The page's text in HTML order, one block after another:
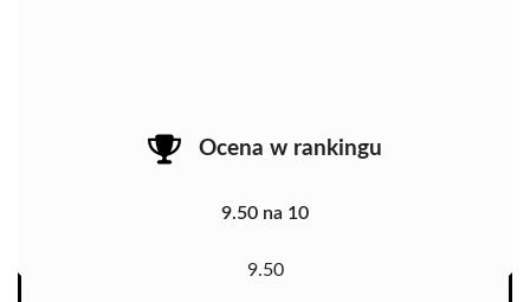
Ocena w rankingu
9.50 na 10
9.50